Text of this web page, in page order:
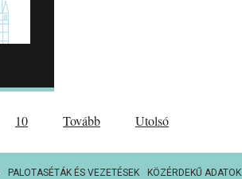
10 Tovább Utolsó
PALOTASÉTÁK ÉS VEZETÉSEK KÖZÉRDEKŰ ADATOK